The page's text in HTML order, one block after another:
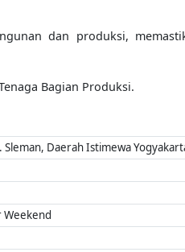
dan produksi,
Bagian Produksi.
Daerah Istimewa
Weekend